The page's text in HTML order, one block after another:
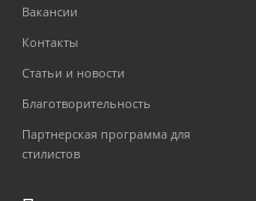
Вакансии
Контакты
Статьи и новости
Благотворительность
Партнерская программа для
стилистов